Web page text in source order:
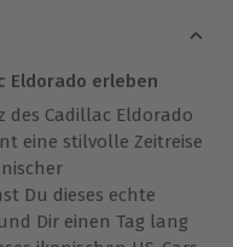
Eldorado erleben
des Cadillac Eldorado
eine stilvolle Zeitreise
Du dieses echte
Dir einen Tag lang